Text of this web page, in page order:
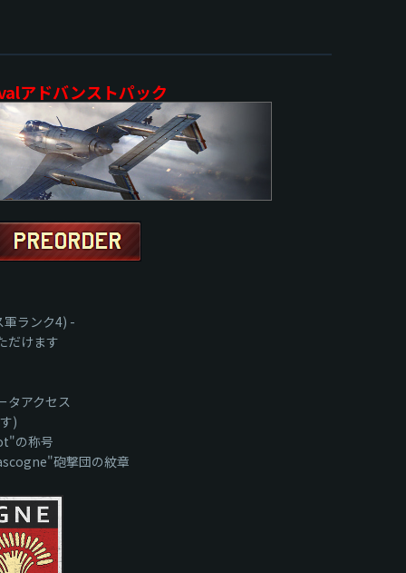
アドバンストパック
軍ランク4) -
だけます
タアクセス
)
の称号
砲撃団の紋章